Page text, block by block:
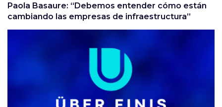
Paola Basaure: “Debemos entender cómo están
cambiando las empresas de infraestructura”